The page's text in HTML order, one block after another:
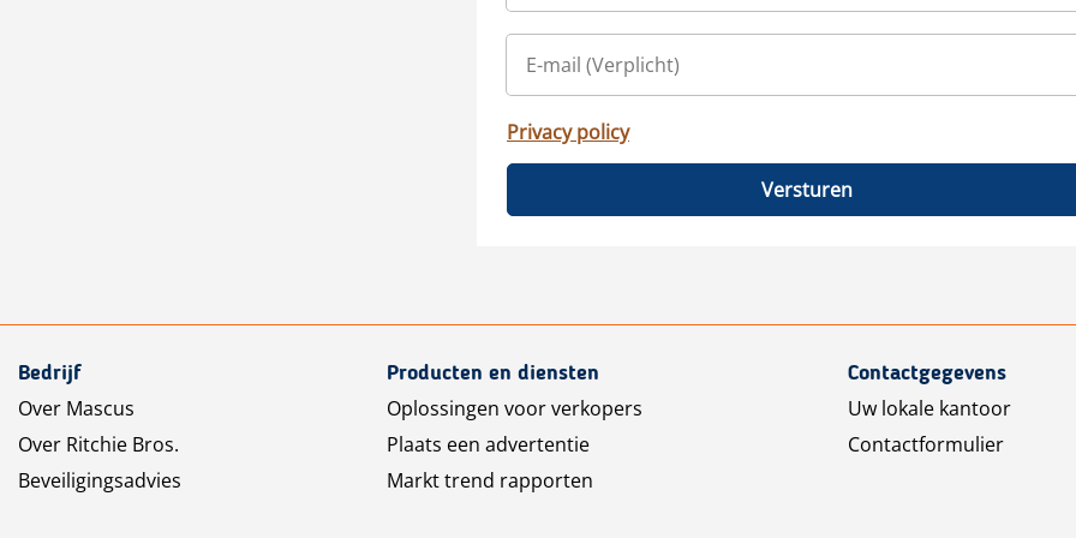
Privacy policy
Versturen
Bedrijf
Over Mascus
Over Ritchie Bros.
Beveiligingsadvies
Producten en diensten
Oplossingen voor verkopers
Plaats een advertentie
Markt trend rapporten
Contactgegevens
Uw lokale kantoor
Contactformulier